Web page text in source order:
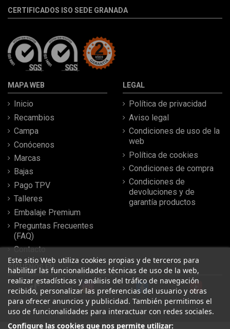
CERTIFICADOS ISO SEDE GRANADA
MAPA WEB
Inicio
Recambios
Campa
Conócenos
Marcas
Bajas
Pago TPV
Talleres
Embalaje Premium
Preguntas Frecuentes
(FAQ)
Contacto
LEGAL
Política de privacidad
Aviso legal
Condiciones de uso de la
web
Política de cookies
Condiciones de compra
Condiciones de
devoluciones y de
garantía productos
Este sitio Web utiliza cookies propias y de terceros para
habilitar las funcionalidades técnicas de uso de la web,
realizar estadísticas y análisis del tráfico de navegación
recibido, personalizar las preferencias del usuario y otras
para ofrecer anuncios y publicidad. También permitimos el
uso de funcionalidades para interactuar con redes sociales.
Configure las cookies que nos permite utilizar:
SÍGUENOS EN